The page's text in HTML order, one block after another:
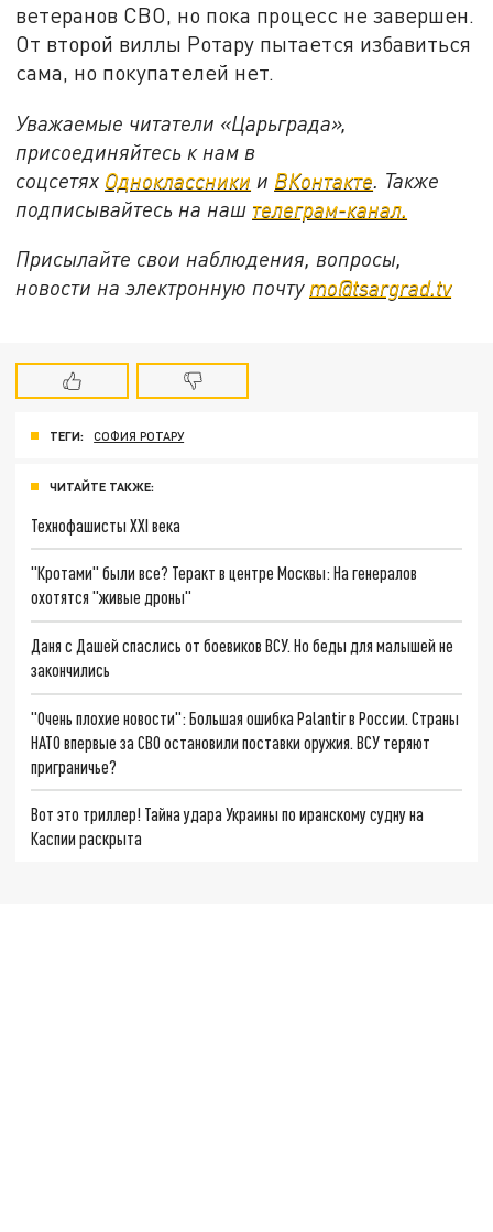
ветеранов СВО, но пока процесс не завершен.
От второй виллы Ротару пытается избавиться
сама, но покупателей нет.
Уважаемые читатели «Царьграда»,
присоединяйтесь к нам в
соцсетях Одноклассники и ВКонтакте . Также
подписывайтесь на наш телеграм-канал.
Присылайте свои наблюдения, вопросы,
новости на электронную почту mo@tsargrad.tv
ТЕГИ: СОФИЯ РОТАРУ
ЧИТАЙТЕ ТАКЖЕ:
Технофашисты XXI века
"Кротами" были все? Теракт в центре Москвы: На генералов
охотятся "живые дроны"
Даня с Дашей спаслись от боевиков ВСУ. Но беды для малышей не
закончились
"Очень плохие новости": Большая ошибка Palantir в России. Страны
НАТО впервые за СВО остановили поставки оружия. ВСУ теряют
приграничье?
Вот это триллер! Тайна удара Украины по иранскому судну на
Каспии раскрыта